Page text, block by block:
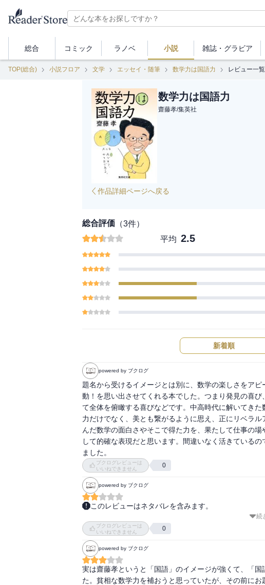
総合 コミック ラノベ 小説 雑誌・ グラビア
TOP(総合) 小説フロア 文学 エッセイ・随筆 数学力は国語力 レビュー一覧
数学力は国語力
齋藤孝/集英社
作品詳細ページへ戻る
総合評価 （3件）
平均 2.5
新着順
powered by ブクログ
題名から受けるイメージとは別に、数学の楽しさをア
動！を思い出させてくれる本でした。つまり発見の喜
て全体を俯瞰する喜びなどです。中高時代に解いてき
力だけでなく、美とも繋がるように思え、正にリベラ
んだ数学の面白さやそこで得た力を、果たして仕事の
して的確な表現だと思います。間違いなく活きている
ました。
ブクログレビューは
いいねできません
0
powered by ブクログ
このレビューはネタバレを含みます。
学校の文章問題を解くときに、国語能力が必要という話
定義と定理の話では、数学の力強さと構造についての
ない本質思考。という話は学校の数学を考えると逆な
学校数学で、そういう面白いと感じるような事を教えて
続
ブクログレビューは
いいねできません
0
powered by ブクログ
実は齋藤孝というと「国語」のイメージが強くて、「
た。貧相な数学力を補おうと思っていたが、その前にお